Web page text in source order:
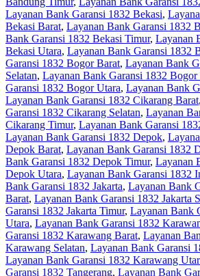
Layanan Bank Garansi 1832 Bekasi,
Bekasi Barat, Layanan Bank Garansi 1832
Bank Garansi 1832 Bekasi Timur, Layanan
Bekasi Utara, Layanan Bank Garansi 1832
Garansi 1832 Bogor Barat, Layanan Bank
Selatan, Layanan Bank Garansi 1832 Bogor
Garansi 1832 Bogor Utara, Layanan Bank
Layanan Bank Garansi 1832 Cikarang Barat,
Garansi 1832 Cikarang Selatan, Layanan
Cikarang Timur, Layanan Bank Garansi
Layanan Bank Garansi 1832 Depok,
Depok Barat, Layanan Bank Garansi 1832
Bank Garansi 1832 Depok Timur, Layanan
Depok Utara, Layanan Bank Garansi 1832
Bank Garansi 1832 Jakarta, Layanan Bank
Barat, Layanan Bank Garansi 1832 Jakarta
Garansi 1832 Jakarta Timur, Layanan Bank
Utara, Layanan Bank Garansi 1832
Garansi 1832 Karawang Barat, Layanan
Karawang Selatan, Layanan Bank Garansi
Layanan Bank Garansi 1832 Karawang
Garansi 1832 Tangerang, Layanan Bank